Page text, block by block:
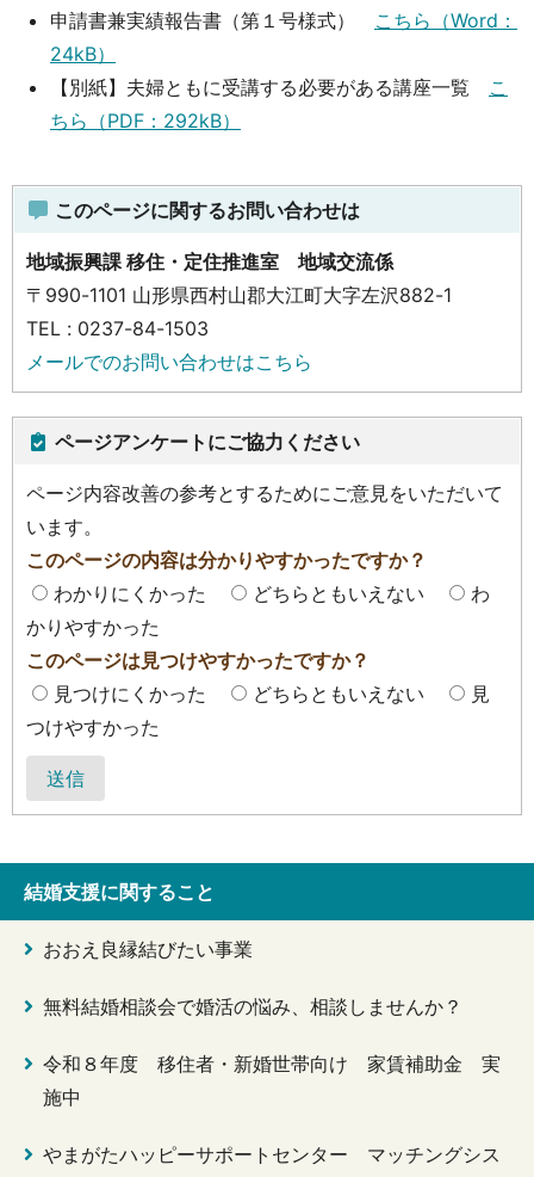
申請書兼実績報告書（第１号様式） こちら（Word：
24kB）
【別紙】夫婦ともに受講する必要がある講座一覧 こ
ちら（PDF：292kB）
このページに関するお問い合わせは
地域振興課 移住・定住推進室 地域交流係
〒990-1101 山形県西村山郡大江町大字左沢882-1
TEL : 0237-84-1503
メールでのお問い合わせはこちら
ページアンケートにご協力ください
ページ内容改善の参考とするためにご意見をいただいて
います。
このページの内容は分かりやすかったですか？
わかりにくかった
どちらともいえない
わ
かりやすかった
このページは見つけやすかったですか？
見つけにくかった
どちらともいえない
見
つけやすかった
送信
結婚支援に関すること
おおえ良縁結びたい事業
無料結婚相談会で婚活の悩み、相談しませんか？
令和８年度 移住者・新婚世帯向け 家賃補助金 実
施中
やまがたハッピーサポートセンター マッチングシス